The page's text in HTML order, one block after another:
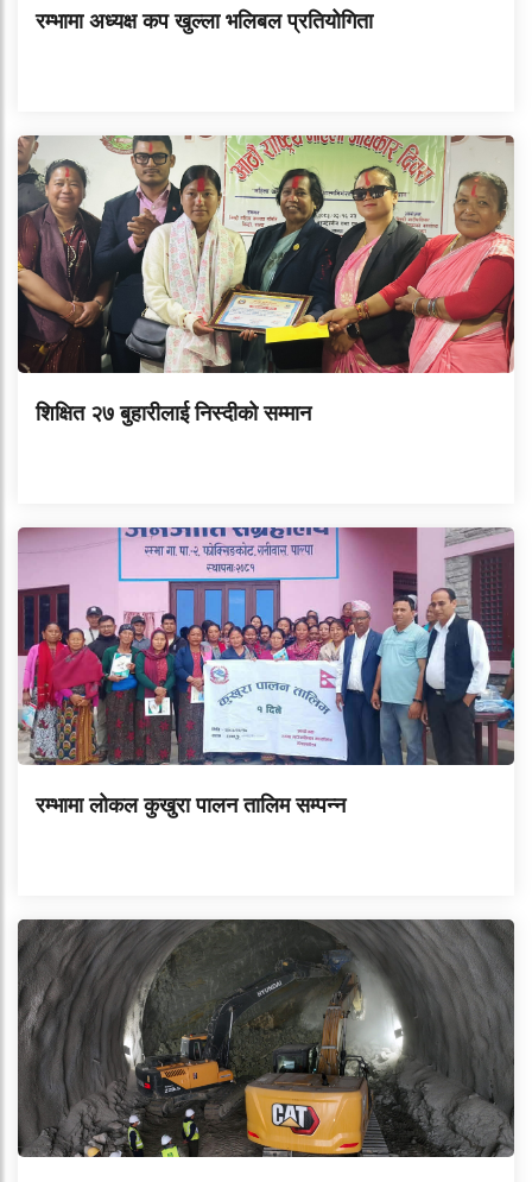
रम्भामा अध्यक्ष कप खुल्ला भलिबल प्रतियोगिता
शिक्षित २७ बुहारीलाई निस्दीको सम्मान
रम्भामा लोकल कुखुरा पालन तालिम सम्पन्न